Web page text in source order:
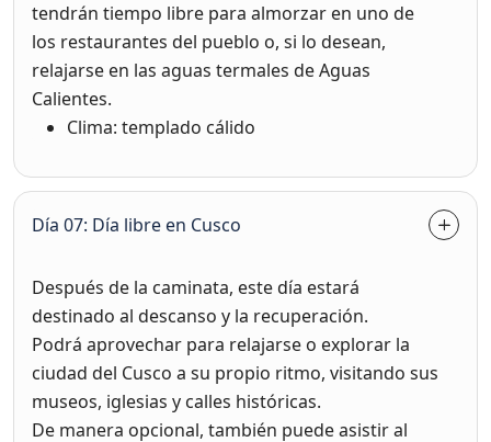
tendrán tiempo libre para almorzar en uno de
los restaurantes del pueblo o, si lo desean,
relajarse en las aguas termales de Aguas
Calientes.
Clima: templado cálido
Día 07: Día libre en Cusco
Después de la caminata, este día estará
destinado al descanso y la recuperación.
Podrá aprovechar para relajarse o explorar la
ciudad del Cusco a su propio ritmo, visitando sus
museos, iglesias y calles históricas.
De manera opcional, también puede asistir al